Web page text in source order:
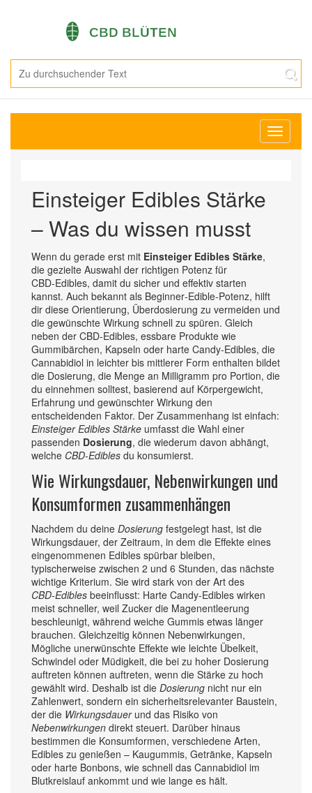
Einsteiger Edibles Stärke
– Was du wissen musst
Wenn du gerade erst mit Einsteiger Edibles Stärke,
die gezielte Auswahl der richtigen Potenz für
CBD‑Edibles, damit du sicher und effektiv starten
kannst. Auch bekannt als Beginner‑Edible‑Potenz, hilft
dir diese Orientierung, Überdosierung zu vermeiden und
die gewünschte Wirkung schnell zu spüren. Gleich
neben der CBD‑Edibles, essbare Produkte wie
Gummibärchen, Kapseln oder harte Candy‑Edibles, die
Cannabidiol in leichter bis mittlerer Form enthalten bildet
die Dosierung, die Menge an Milligramm pro Portion, die
du einnehmen solltest, basierend auf Körpergewicht,
Erfahrung und gewünschter Wirkung den
entscheidenden Faktor. Der Zusammenhang ist einfach:
Einsteiger Edibles Stärke umfasst die Wahl einer
passenden Dosierung, die wiederum davon abhängt,
welche CBD‑Edibles du konsumierst.
Wie Wirkungsdauer, Nebenwirkungen und
Konsumformen zusammenhängen
Nachdem du deine Dosierung festgelegt hast, ist die
Wirkungsdauer, der Zeitraum, in dem die Effekte eines
eingenommenen Edibles spürbar bleiben,
typischerweise zwischen 2 und 6 Stunden, das nächste
wichtige Kriterium. Sie wird stark von der Art des
CBD‑Edibles beeinflusst: Harte Candy‑Edibles wirken
meist schneller, weil Zucker die Magenentleerung
beschleunigt, während weiche Gummis etwas länger
brauchen. Gleichzeitig können Nebenwirkungen,
Mögliche unerwünschte Effekte wie leichte Übelkeit,
Schwindel oder Müdigkeit, die bei zu hoher Dosierung
auftreten können auftreten, wenn die Stärke zu hoch
gewählt wird. Deshalb ist die Dosierung nicht nur ein
Zahlenwert, sondern ein sicherheitsrelevanter Baustein,
der die Wirkungsdauerund das Risiko von
Nebenwirkungen direkt steuert. Darüber hinaus
bestimmen die Konsumformen, verschiedene Arten,
Edibles zu genießen – Kaugummis, Getränke, Kapseln
oder harte Bonbons, wie schnell das Cannabidiol im
Blutkreislauf ankommt und wie lange es hält.